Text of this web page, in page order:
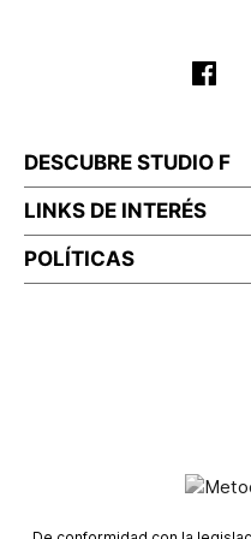
DESCUBRE STUDIO F
LINKS DE INTERÉS
POLÍTICAS